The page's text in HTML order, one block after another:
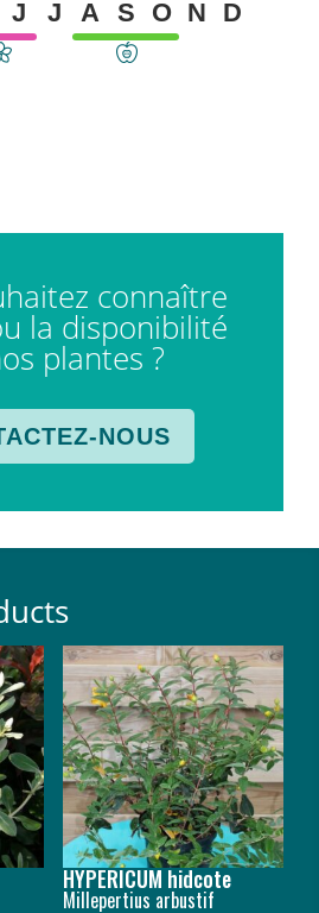
J J A S O N D
connaître
la disponibilité
plantes ?
NOUS
HYPERICUM hidcote
Millepertius arbustif